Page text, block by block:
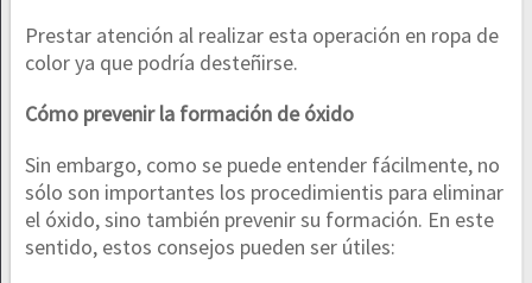
Prestar atención al realizar esta operación en ropa de
color ya que podría desteñirse.
Cómo prevenir la formación de óxido
Sin embargo, como se puede entender fácilmente, no
sólo son importantes los procedimientis para eliminar
el óxido, sino también prevenir su formación. En este
sentido, estos consejos pueden ser útiles: